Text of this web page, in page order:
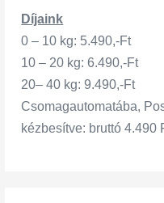
Díjaink
0 – 10 kg: 5.490,-Ft
10 – 20 kg: 6.490,-Ft
20– 40 kg: 9.490,-Ft
Csomagautomatába,
kézbesítve: bruttó 4.490